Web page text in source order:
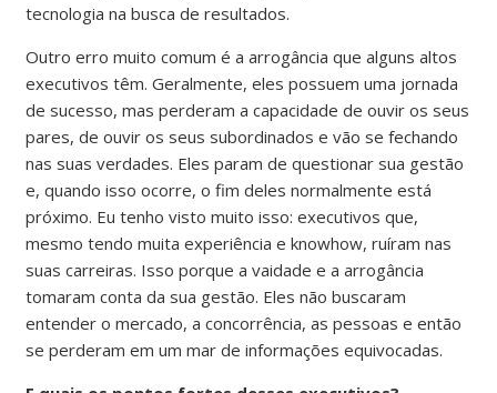
tecnologia na busca de resultados.
Outro erro muito comum é a arrogância que alguns altos
executivos têm. Geralmente, eles possuem uma jornada
de sucesso, mas perderam a capacidade de ouvir os seus
pares, de ouvir os seus subordinados e vão se fechando
nas suas verdades. Eles param de questionar sua gestão
e, quando isso ocorre, o fim deles normalmente está
próximo. Eu tenho visto muito isso: executivos que,
mesmo tendo muita experiência e knowhow, ruíram nas
suas carreiras. Isso porque a vaidade e a arrogância
tomaram conta da sua gestão. Eles não buscaram
entender o mercado, a concorrência, as pessoas e então
se perderam em um mar de informações equivocadas.